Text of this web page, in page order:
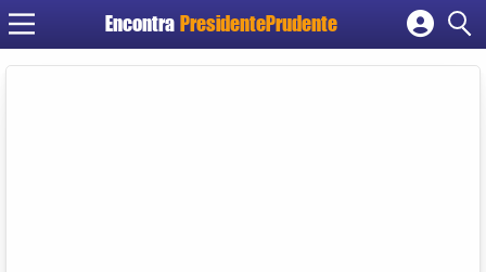
Encontra PresidentePrudente
Cadastrar empresa